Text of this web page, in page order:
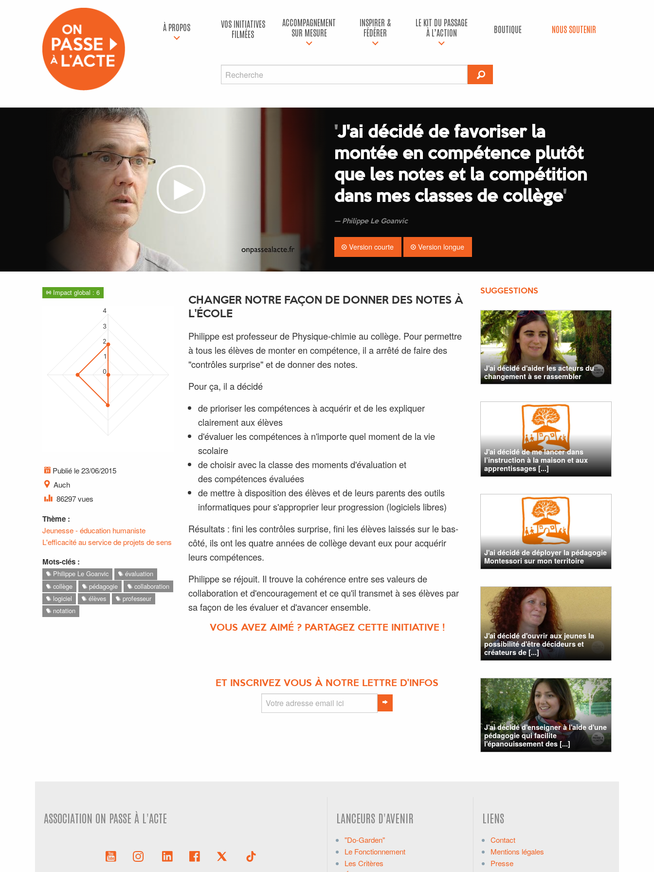
À PROPOS
VOS INITIATIVES
FILMÉES
ACCOMPAGNEMENT
SUR MESURE
INSPIRER &
FÉDÉRER
LE KIT DU PASSAGE
À L’ACTION
BOUTIQUE NOUS SOUTENIR
'J'ai décidé de favoriser la
montée en compétence plutôt
que les notes et la compétition
dans mes classes de collège'
Philippe Le Goanvic
Version courte Version longue
Impact global : 6
0
1
2
3
4
Publié le 23/06/2015
Auch
86297 vues
Thème :
Jeunesse - éducation humaniste
L'efficacité au service de projets de sens
Mots-clés :
Philippe Le Goanvic
évaluation
collège
pédagogie
collaboration
logiciel
élèves
professeur
notation
CHANGER NOTRE FAÇON DE DONNER DES NOTES À
L'ÉCOLE
Philippe est professeur de Physique-chimie au collège. Pour permettre
à tous les élèves de monter en compétence, il a arrêté de faire des
"contrôles surprise" et de donner des notes.
Pour ça, il a décidé
de prioriser les compétences à acquérir et de les expliquer
clairement aux élèves
d'évaluer les compétences à n'importe quel moment de la vie
scolaire
de choisir avec la classe des moments d'évaluation et
des compétences évaluées
de mettre à disposition des élèves et de leurs parents des outils
informatiques pour s'approprier leur progression (logiciels libres)
Résultats : fini les contrôles surprise, fini les élèves laissés sur le bas-
côté, ils ont les quatre années de collège devant eux pour acquérir
leurs compétences.
Philippe se réjouit. Il trouve la cohérence entre ses valeurs de
collaboration et d'encouragement et ce qu'il transmet à ses élèves par
sa façon de les évaluer et d'avancer ensemble.
VOUS AVEZ AIMÉ ? PARTAGEZ CETTE INITIATIVE !
ET INSCRIVEZ VOUS À NOTRE LETTRE D'INFOS
SUGGESTIONS
J'ai décidé d'aider les acteurs du
changement à se rassembler
J'ai décidé de me lancer dans
l’instruction à la maison et aux
apprentissages [...]
J'ai décidé de déployer la pédagogie
Montessori sur mon territoire
J'ai décidé d'ouvrir aux jeunes la
possibilité d'être décideurs et
créateurs de [...]
J'ai décidé d'enseigner à l'aide d'une
pédagogie qui facilite
l'épanouissement des [...]
ASSOCIATION ON PASSE À L'ACTE LANCEURS D'AVENIR
"Do-Garden"
Le Fonctionnement
Les Critères
LIENS
Contact
Mentions légales
Presse